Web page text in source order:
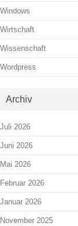
Windows
Wirtschaft
Wissenschaft
Wordpress
Archiv
Juli 2026
Juni 2026
Mai 2026
Februar 2026
Januar 2026
November 2025